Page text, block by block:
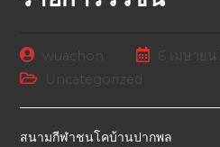
6 เมษายน
Uncategorized
สนามกีฬาชนโคบ้านปากพล